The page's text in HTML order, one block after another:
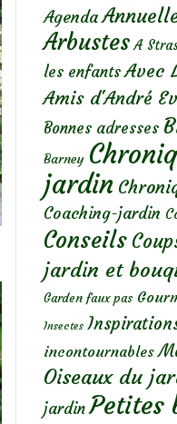
Agenda
Arbustes A
les enfants Avec
Amis d'André
Bonnes adresses
Barney
jardin
Coaching-jardin
Conseils
jardin et
Garden faux pas
Insectes
incontournables
Oiseaux du
jardin Petites